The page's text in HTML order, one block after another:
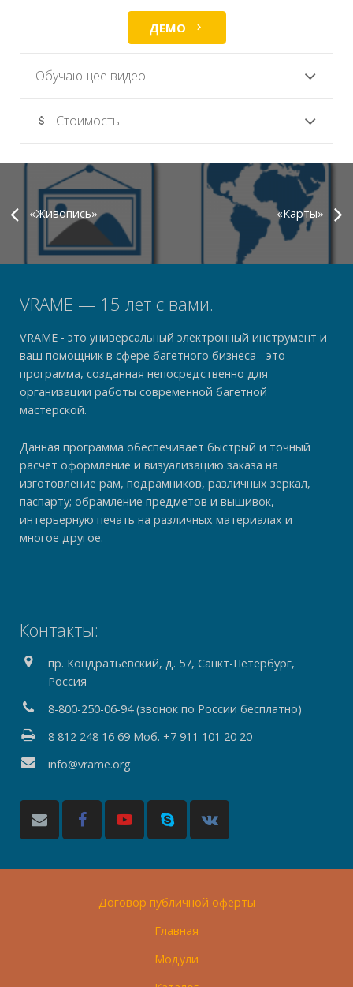
chevron_right
ДЕМО
Обучающее видео
attach_money Стоимость
«Живопись» «Карты»
VRAME — 15 лет с вами.
VRAME - это универсальный электронный инструмент и
ваш помощник в сфере багетного бизнеса - это
программа, созданная непосредственно для
организации работы современной багетной
мастерской.
Данная программа обеспечивает быстрый и точный
расчет оформление и визуализацию заказа на
изготовление рам, подрамников, различных зеркал,
паспарту; обрамление предметов и вышивок,
интерьерную печать на различных материалах и
многое другое.
Контакты:
пр. Кондратьевский, д. 57, Санкт-Петербург,
Россия
8-800-250-06-94 (звонок по России бесплатно)
8 812 248 16 69 Моб. +7 911 101 20 20
info@vrame.org
Договор публичной оферты
Главная
Модули